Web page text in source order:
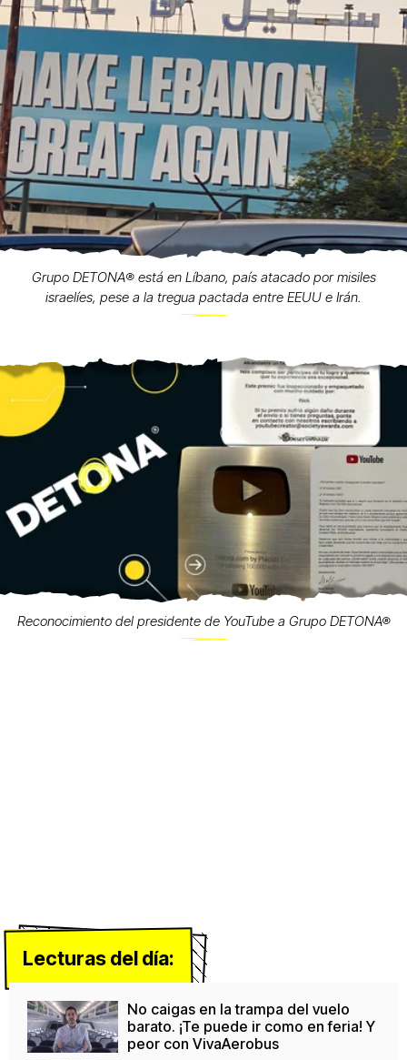
Grupo DETONA®️ está en Líbano, país atacado por misiles
israelíes, pese a la tregua pactada entre EEUU e Irán.
Reconocimiento del presidente de YouTube a Grupo DETONA®
Lecturas del día:
No caigas en la trampa del vuelo
barato. ¡Te puede ir como en feria! Y
peor con VivaAerobus